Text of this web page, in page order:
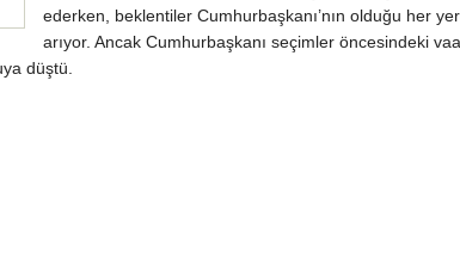
ederken, beklentiler Cumhurbaşkanı’nın olduğu her
arıyor. Ancak Cumhurbaşkanı seçimler öncesindeki
düştü.